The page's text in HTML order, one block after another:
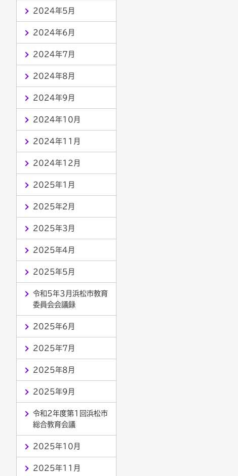
2024年5月
2024年6月
2024年7月
2024年8月
2024年9月
2024年10月
2024年11月
2024年12月
2025年1月
2025年2月
2025年3月
2025年4月
2025年5月
令和5年3月浜松市教育
委員会会議録
2025年6月
2025年7月
2025年8月
2025年9月
令和2年度第1回浜松市
総合教育会議
2025年10月
2025年11月